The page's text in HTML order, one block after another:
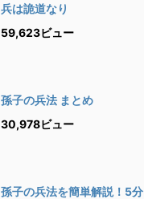
兵は詭道なり
59,623ビュー
孫子の兵法 まとめ
30,978ビュー
孫子の兵法を簡単解説！5分